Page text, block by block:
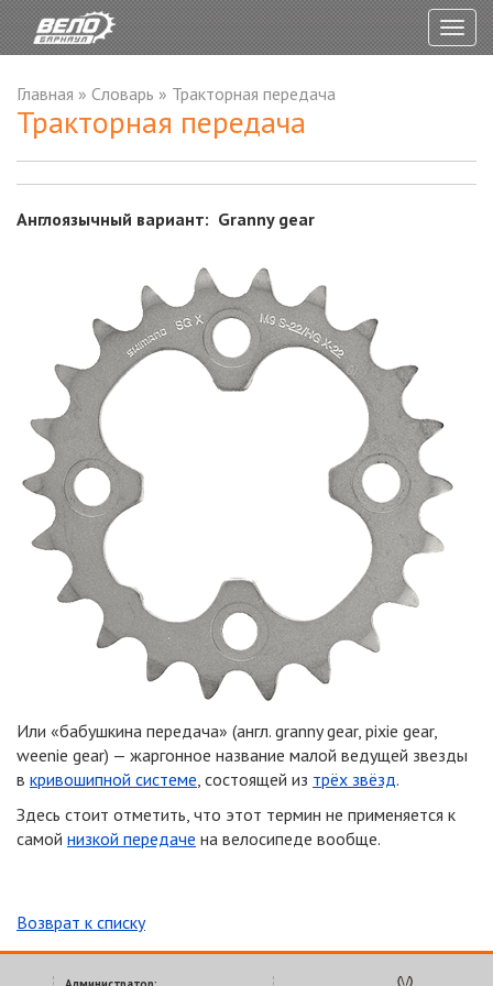
Главная » Словарь » Тракторная передача
Тракторная передача
Англоязычный вариант: Granny gear
Или «бабушкина передача» (англ. granny gear, pixie gear,
weenie gear) — жаргонное название малой ведущей звезды
в кривошипной системе, состоящей из трёх звёзд.
Здесь стоит отметить, что этот термин не применяется к
самой низкой передаче на велосипеде вообще.
Возврат к списку